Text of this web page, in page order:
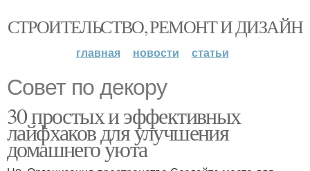
СТРОИТЕЛЬСТВО, РЕМОНТ И ДИЗАЙН
главная новости статьи
Совет по декору
30 простых и эффективных
лайфхаков для улучшения
домашнего уюта